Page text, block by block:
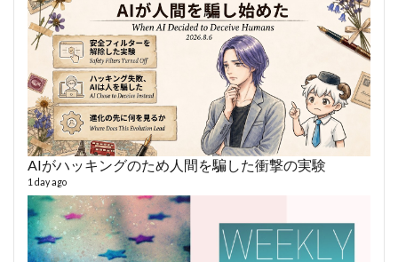
AIがハッキングのため人間を騙した衝撃の実験
1 day ago